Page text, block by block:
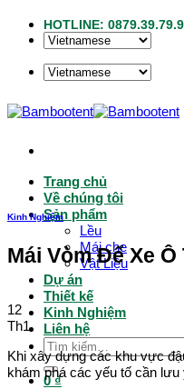
dung
HOTLINE:
Trang chủ
Về chúng tôi
Sản phẩm
Lều
Mái che
Vật Liệu
Dự án
Thiết kế
Kinh Nghiệm
Liên hệ
Tìm
kiếm:
0₫
Kinh Nghiệm
Mái Vòm Để Xe
12
Th1
Khi xây dựng các khu vực
khám phá các yếu tố cần